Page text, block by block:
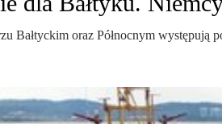
Bałtyckim oraz Północnym występują